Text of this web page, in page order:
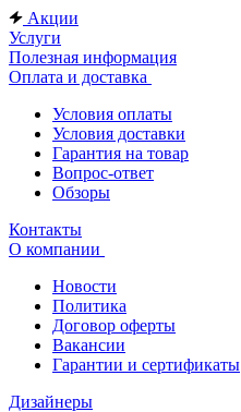
Акции
Услуги
Полезная информация
Оплата и доставка
Условия оплаты
Условия доставки
Гарантия на товар
Вопрос-ответ
Обзоры
Контакты
О компании
Новости
Политика
Договор оферты
Вакансии
Гарантии и сертификаты
Дизайнеры